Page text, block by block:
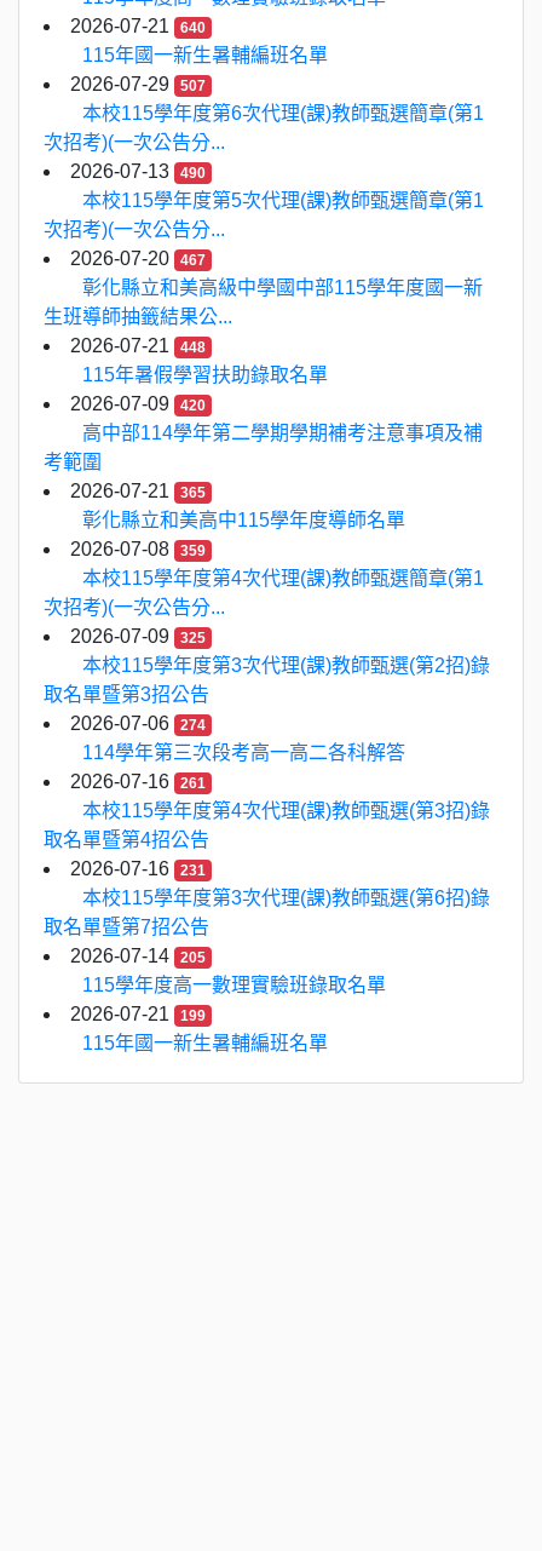
2026-07-21
640
115年國一新生暑輔編班名單
2026-07-29
507
本校115學年度第6次代理(課)教師甄選簡章(第1
次招考)(一次公告分...
2026-07-13
490
本校115學年度第5次代理(課)教師甄選簡章(第1
次招考)(一次公告分...
2026-07-20
467
彰化縣立和美高級中學國中部115學年度國一新
生班導師抽籤結果公...
2026-07-21
448
115年暑假學習扶助錄取名單
2026-07-09
420
高中部114學年第二學期學期補考注意事項及補
考範圍
2026-07-21
365
彰化縣立和美高中115學年度導師名單
2026-07-08
359
本校115學年度第4次代理(課)教師甄選簡章(第1
次招考)(一次公告分...
2026-07-09
325
本校115學年度第3次代理(課)教師甄選(第2招)錄
取名單暨第3招公告
2026-07-06
274
114學年第三次段考高一高二各科解答
2026-07-16
261
本校115學年度第4次代理(課)教師甄選(第3招)錄
取名單暨第4招公告
2026-07-16
231
本校115學年度第3次代理(課)教師甄選(第6招)錄
取名單暨第7招公告
2026-07-14
205
115學年度高一數理實驗班錄取名單
2026-07-21
199
115年國一新生暑輔編班名單